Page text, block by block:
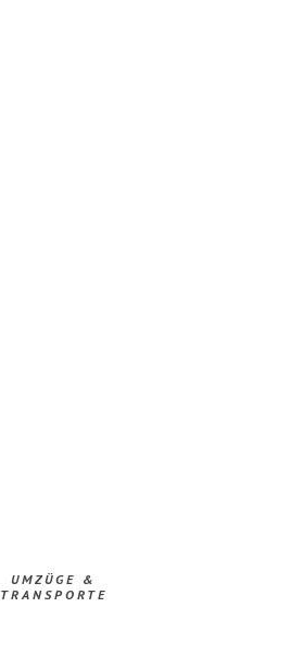
UMZÜGE &
TRANSPORTE